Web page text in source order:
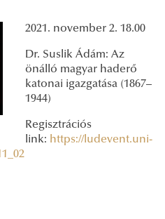
2021. november 2. 18.00
Dr. Suslik Ádám: Az
önálló magyar haderő
katonai igazgatása (1867–
1944)
Regisztrációs
link: https://ludevent.uni-